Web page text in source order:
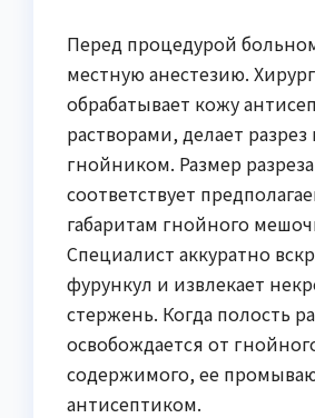
Перед процедурой
местную анестезию. Хирург
обрабатывает кожу
растворами, делает разрез
гнойником. Размер разреза
соответствует
габаритам гнойного
Специалист аккуратно
фурункул и извлекает
стержень. Когда полость
освобождается от
содержимого, ее
антисептиком.